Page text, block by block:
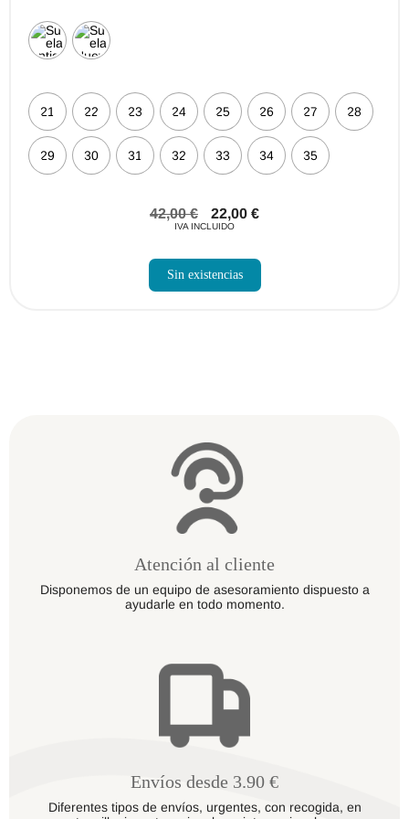
21 22 23 24 25 26 27 28
29 30 31 32 33 34 35
42,00€ 22,00 €
IVA INCLUIDO
Sin existencias
Atención al cliente
Disponemos de un equipo de asesoramiento dispuesto a
ayudarle en todo momento.
Envíos desde 3.90 €
Diferentes tipos de envíos, urgentes, con recogida, en